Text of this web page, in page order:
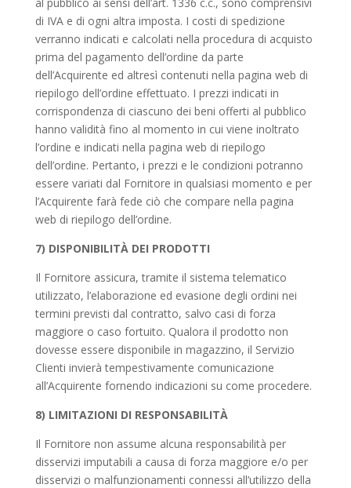
di IVA e di ogni altra imposta. I costi di spedizione
verranno indicati e calcolati nella procedura di acquisto
prima del pagamento dell’ordine da parte
dell’Acquirente ed altresì contenuti nella pagina web di
riepilogo dell’ordine effettuato. I prezzi indicati in
corrispondenza di ciascuno dei beni offerti al pubblico
hanno validità fino al momento in cui viene inoltrato
l’ordine e indicati nella pagina web di riepilogo
dell’ordine. Pertanto, i prezzi e le condizioni potranno
essere variati dal Fornitore in qualsiasi momento e per
l’Acquirente farà fede ciò che compare nella pagina
web di riepilogo dell’ordine.
7) DISPONIBILITÀ DEI PRODOTTI
Il Fornitore assicura, tramite il sistema telematico
utilizzato, l’elaborazione ed evasione degli ordini nei
termini previsti dal contratto, salvo casi di forza
maggiore o caso fortuito. Qualora il prodotto non
dovesse essere disponibile in magazzino, il Servizio
Clienti invierà tempestivamente comunicazione
all’Acquirente fornendo indicazioni su come procedere.
8) LIMITAZIONI DI RESPONSABILITÀ
Il Fornitore non assume alcuna responsabilità per
disservizi imputabili a causa di forza maggiore e/o per
disservizi o malfunzionamenti connessi all’utilizzo della